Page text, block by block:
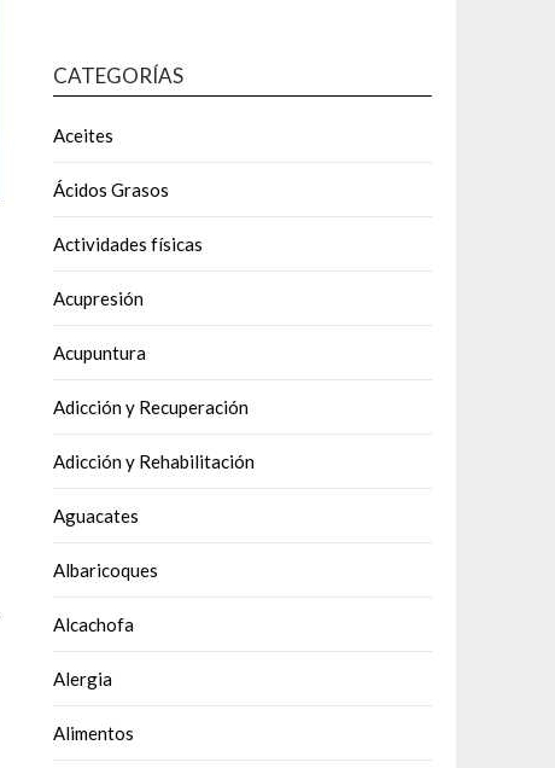
CATEGORÍAS
Aceites
Ácidos Grasos
Actividades físicas
Acupresión
Acupuntura
Adicción y Recuperación
Adicción y Rehabilitación
Aguacates
Albaricoques
Alcachofa
Alergia
Alimentos